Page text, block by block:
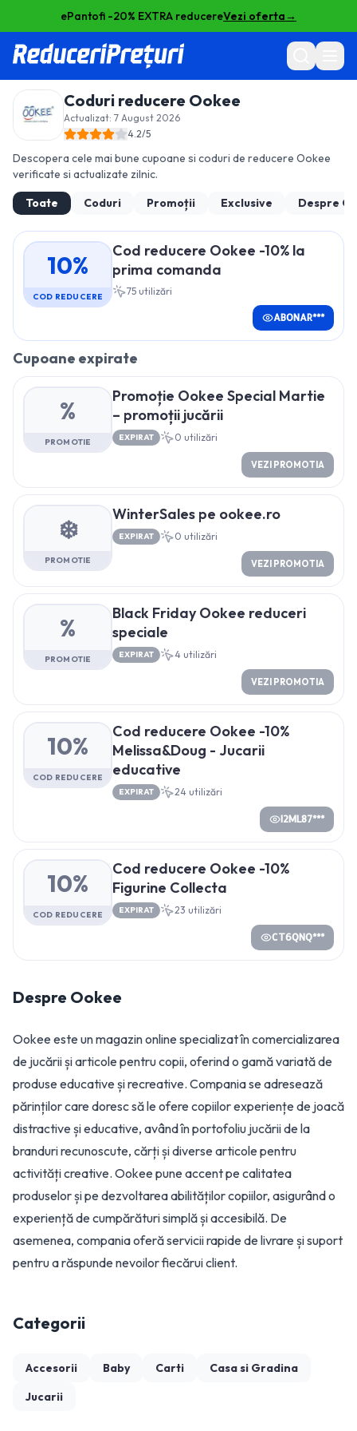
ePantofi -20% EXTRA reducereVezi oferta→
Coduri reducere Ookee
Actualizat: 7 August 2026
4.2/5
Descopera cele mai bune cupoane si coduri de reducere Ookee
verificate si actualizate zilnic.
Toate
Coduri Promoții Exclusive Despre
10%
COD REDUCERE
Cod reducere Ookee -10% la
prima comanda
75 utilizări
ABONAR***
Cupoane expirate
%
PROMOTIE
Promoție Ookee Special Martie
– promoții jucării
EXPIRAT 0 utilizări
VEZI PROMOTIA
❄️
PROMOTIE
WinterSales pe ookee.ro
EXPIRAT 0 utilizări
VEZI PROMOTIA
%
PROMOTIE
Black Friday Ookee reduceri
speciale
EXPIRAT 4 utilizări
VEZI PROMOTIA
10%
COD REDUCERE
Cod reducere Ookee -10%
Melissa&Doug - Jucarii
educative
EXPIRAT 24 utilizări
I2ML87***
10%
COD REDUCERE
Cod reducere Ookee -10%
Figurine Collecta
EXPIRAT 23 utilizări
CT6QNQ***
Despre Ookee
Ookee este un magazin online specializat în comercializarea
de jucării și articole pentru copii, oferind o gamă variată de
produse educative și recreative. Compania se adresează
părinților care doresc să le ofere copiilor experiențe de joacă
distractive și educative, având în portofoliu jucării de la
branduri recunoscute, cărți și diverse articole pentru
activități creative. Ookee pune accent pe calitatea
produselor și pe dezvoltarea abilităților copiilor, asigurând o
experiență de cumpărături simplă și accesibilă. De
asemenea, compania oferă servicii rapide de livrare și suport
pentru a răspunde nevoilor fiecărui client.
Categorii
Accesorii Baby Carti
Casa si Gradina
Jucarii